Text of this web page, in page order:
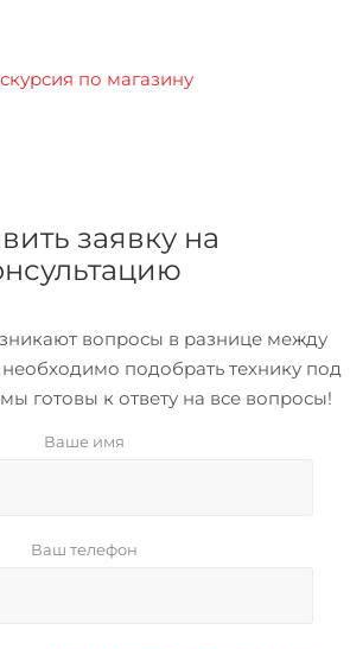
по магазину
заявку на
вопросы в разнице между
подобрать технику под
готовы к ответу на все вопросы!
Ваше имя
Ваш телефон